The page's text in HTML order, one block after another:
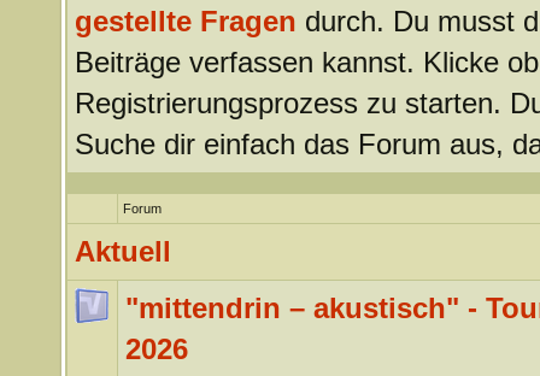
gestellte Fragen durch. Du musst
Beiträge verfassen kannst. Klicke
Registrierungsprozess zu starten.
Suche dir einfach das Forum aus,
Forum
Aktuell
"mittendrin – akustisch" -
2026